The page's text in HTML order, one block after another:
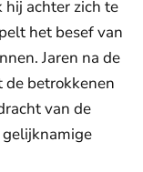
hij achter zich te
het besef van
Jaren na de
betrokkenen
van de
gelijknamige